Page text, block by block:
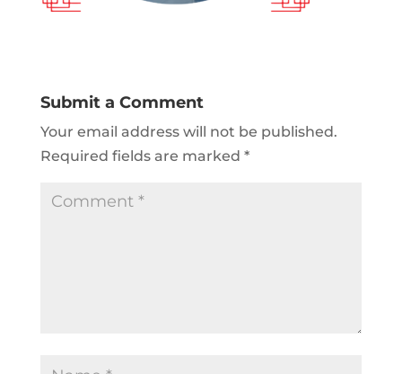
Submit a Comment
Your email address will not be published.
Required fields are marked *